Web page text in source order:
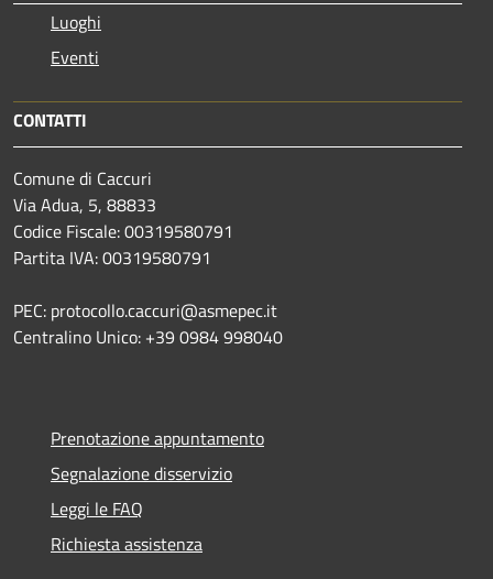
Luoghi
Eventi
CONTATTI
Comune di Caccuri
Via Adua, 5, 88833
Codice Fiscale: 00319580791
Partita IVA: 00319580791
PEC: protocollo.caccuri@asmepec.it
Centralino Unico: +39 0984 998040
Prenotazione appuntamento
Segnalazione disservizio
Leggi le FAQ
Richiesta assistenza